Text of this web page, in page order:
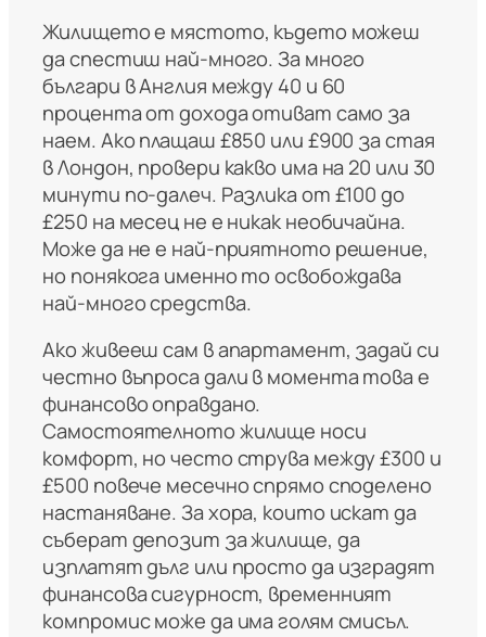
Жилището е мястото, където можеш
да спестиш най-много. За много
българи в Англия между 40 и 60
процента от дохода отиват само за
наем. Ако плащаш £850 или £900 за стая
в Лондон, провери какво има на 20 или 30
минути по-далеч. Разлика от £100 до
£250 на месец не е никак необичайна.
Може да не е най-приятното решение,
но понякога именно то освобождава
най-много средства.
Ако живееш сам в апартамент, задай си
честно въпроса дали в момента това е
финансово оправдано.
Самостоятелното жилище носи
комфорт, но често струва между £300 и
£500 повече месечно спрямо споделено
настаняване. За хора, които искат да
съберат депозит за жилище, да
изплатят дълг или просто да изградят
финансова сигурност, временният
компромис може да има голям смисъл.